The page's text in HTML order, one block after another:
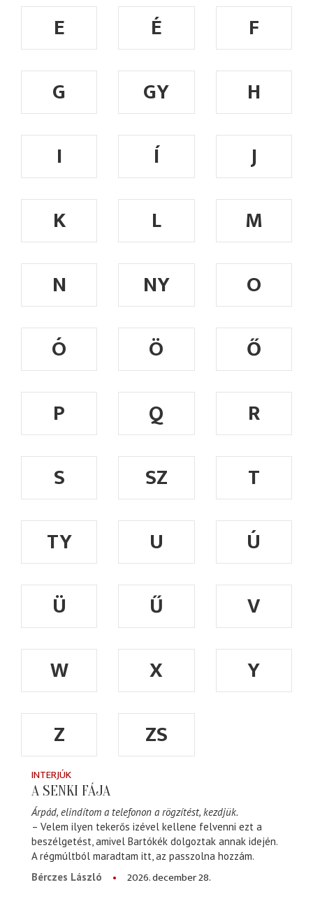
E
É
F
G
GY
H
I
Í
J
K
L
M
N
NY
O
Ó
Ö
Ő
P
Q
R
S
SZ
T
TY
U
Ú
Ü
Ű
V
W
X
Y
Z
ZS
INTERJÚK
A SENKI FÁJA
Árpád, elindítom a telefonon a rögzítést, kezdjük.
– Velem ilyen tekerős izével kellene felvenni ezt a
beszélgetést, amivel Bartókék dolgoztak annak idején.
A régmúltból maradtam itt, az passzolna hozzám.
Bérczes László
2026. december 28.